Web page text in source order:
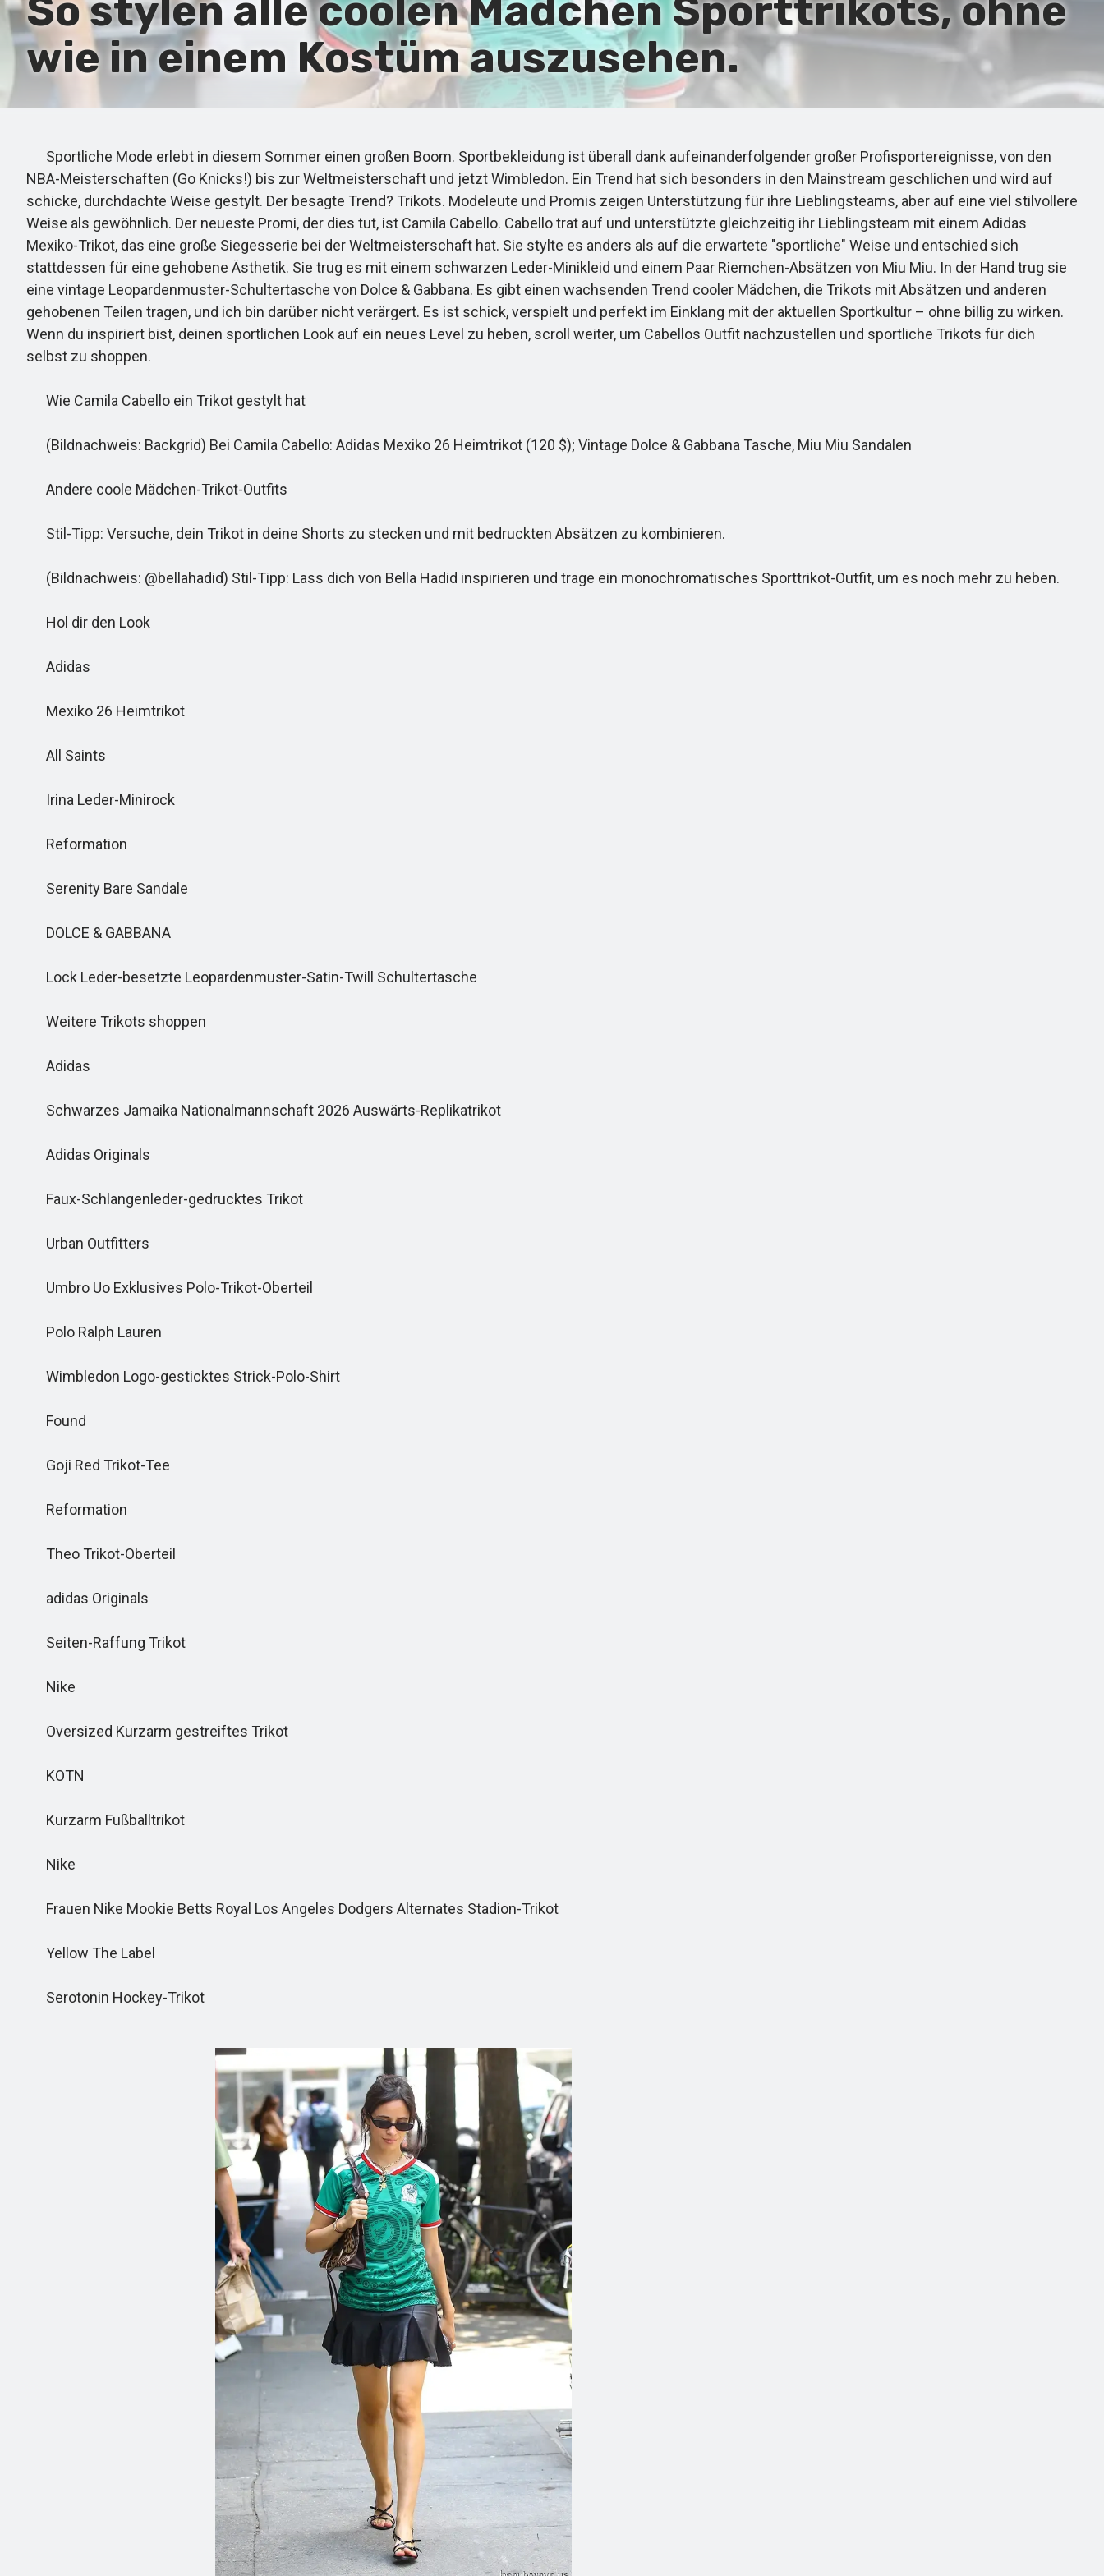
So stylen alle coolen Mädchen Sporttrikots, ohne
wie in einem Kostüm auszusehen.
Sportliche Mode erlebt in diesem Sommer einen großen Boom. Sportbekleidung ist überall dank aufeinanderfolgender großer Profisportereignisse, von den
NBA-Meisterschaften (Go Knicks!) bis zur Weltmeisterschaft und jetzt Wimbledon. Ein Trend hat sich besonders in den Mainstream geschlichen und wird auf
schicke, durchdachte Weise gestylt. Der besagte Trend? Trikots. Modeleute und Promis zeigen Unterstützung für ihre Lieblingsteams, aber auf eine viel stilvollere
Weise als gewöhnlich. Der neueste Promi, der dies tut, ist Camila Cabello. Cabello trat auf und unterstützte gleichzeitig ihr Lieblingsteam mit einem Adidas
Mexiko-Trikot, das eine große Siegesserie bei der Weltmeisterschaft hat. Sie stylte es anders als auf die erwartete "sportliche" Weise und entschied sich
stattdessen für eine gehobene Ästhetik. Sie trug es mit einem schwarzen Leder-Minikleid und einem Paar Riemchen-Absätzen von Miu Miu. In der Hand trug sie
eine vintage Leopardenmuster-Schultertasche von Dolce & Gabbana. Es gibt einen wachsenden Trend cooler Mädchen, die Trikots mit Absätzen und anderen
gehobenen Teilen tragen, und ich bin darüber nicht verärgert. Es ist schick, verspielt und perfekt im Einklang mit der aktuellen Sportkultur – ohne billig zu wirken.
Wenn du inspiriert bist, deinen sportlichen Look auf ein neues Level zu heben, scroll weiter, um Cabellos Outfit nachzustellen und sportliche Trikots für dich
selbst zu shoppen.
Wie Camila Cabello ein Trikot gestylt hat
(Bildnachweis: Backgrid) Bei Camila Cabello: Adidas Mexiko 26 Heimtrikot (120 $); Vintage Dolce & Gabbana Tasche, Miu Miu Sandalen
Andere coole Mädchen-Trikot-Outfits
Stil-Tipp: Versuche, dein Trikot in deine Shorts zu stecken und mit bedruckten Absätzen zu kombinieren.
(Bildnachweis: @bellahadid) Stil-Tipp: Lass dich von Bella Hadid inspirieren und trage ein monochromatisches Sporttrikot-Outfit, um es noch mehr zu heben.
Hol dir den Look
Adidas
Mexiko 26 Heimtrikot
All Saints
Irina Leder-Minirock
Reformation
Serenity Bare Sandale
DOLCE & GABBANA
Lock Leder-besetzte Leopardenmuster-Satin-Twill Schultertasche
Weitere Trikots shoppen
Adidas
Schwarzes Jamaika Nationalmannschaft 2026 Auswärts-Replikatrikot
Adidas Originals
Faux-Schlangenleder-gedrucktes Trikot
Urban Outfitters
Umbro Uo Exklusives Polo-Trikot-Oberteil
Polo Ralph Lauren
Wimbledon Logo-gesticktes Strick-Polo-Shirt
Found
Goji Red Trikot-Tee
Reformation
Theo Trikot-Oberteil
adidas Originals
Seiten-Raffung Trikot
Nike
Oversized Kurzarm gestreiftes Trikot
KOTN
Kurzarm Fußballtrikot
Nike
Frauen Nike Mookie Betts Royal Los Angeles Dodgers Alternates Stadion-Trikot
Yellow The Label
Serotonin Hockey-Trikot